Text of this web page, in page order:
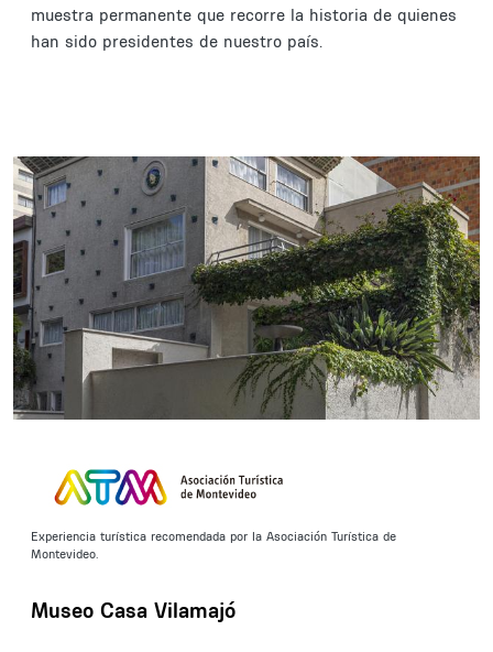
muestra permanente que recorre la historia de quienes
han sido presidentes de nuestro país.
Experiencia turística recomendada por la Asociación Turística de
Montevideo.
Museo Casa Vilamajó